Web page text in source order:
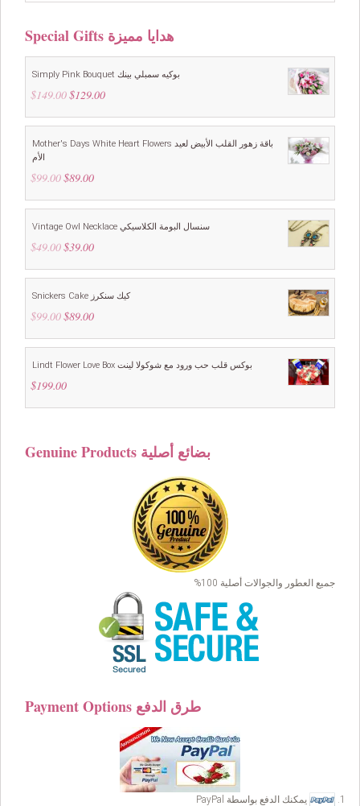
Special Gifts هدايا مميزة
Simply Pink Bouquet بوكيه سمبلي بينك
$149.00 Original
was:
$129.00Current
is:
Mother's Days White Heart Flowers باقة زهور القلب الأبيض لعيد
الأم
$99.00 Original
was:
$89.00Current
is:
Vintage Owl Necklace سنسال البومة الكلاسيكي
$49.00 Original
was:
$39.00Current
is:
Snickers Cake كيك سنكرز
$99.00 Original
was:
$89.00Current
is:
Lindt Flower Love Box بوكس قلب حب ورود مع شوكولا لينت
$199.00
Genuine Products بضائع أصلية
جميع العطور والجوالات أصلية 100%
Payment Options طرق الدفع
يمكنك الدفع بواسطة PayPal